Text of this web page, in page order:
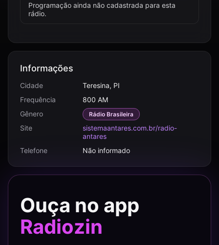
Programação ainda não cadastrada para esta
rádio.
Informações
Cidade
Teresina, PI
Frequência
800 AM
Gênero
Rádio Brasileira
Site
sistemaantares.com.br/radio-
antares
Telefone
Não informado
Ouça no app
Radiozin